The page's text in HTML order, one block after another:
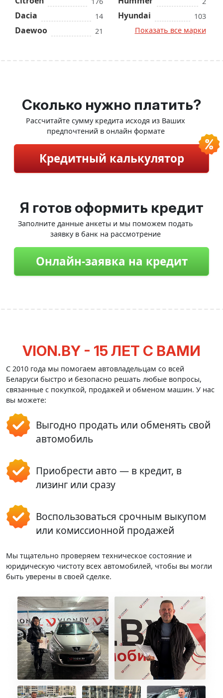
Dacia 14
Daewoo 21
Hyundai
103
Показать все марки
Сколько нужно платить?
Рассчитайте сумму кредита исходя из Ваших
предпочтений в онлайн формате
Кредитный калькулятор
Я готов оформить кредит
Заполните данные анкеты и мы поможем подать
заявку в банк на рассмотрение
Онлайн-заявка на кредит
VION.BY - 15 ЛЕТ С ВАМИ
С 2010 года мы помогаем автовладельцам со всей
Беларуси быстро и безопасно решать любые вопросы,
связанные с покупкой, продажей и обменом машин. У нас
вы можете:
Выгодно продать или обменять свой
автомобиль
Приобрести авто — в кредит, в
лизинг или сразу
Воспользоваться срочным выкупом
или комиссионной продажей
Мы тщательно проверяем техническое состояние и
юридическую чистоту всех автомобилей, чтобы вы могли
быть уверены в своей сделке.